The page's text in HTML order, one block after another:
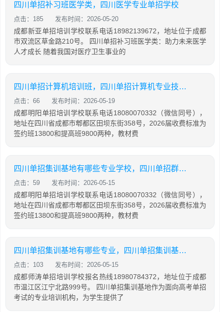
四川单招补习班医学类，四川医学专业单招学校
点击：185 发布时间：2026-05-20
成都新亚单招培训学校联系电话18982139672，地址位于成都
市双流区草金路210号。 四川单招补习班医学类：助力未来医学
人才成长 随着我国对医疗卫生事业的
四川单招计算机培训班，四川单招计算机专业技能考试
点击：66 发布时间：2026-05-19
成都明阳单招培训学校联系电话18080070332（微信同号），
地址在四川省成都市郫都区田坝东街358号，2026届收费标准为
签约班13800和提高班9800两种，教材费
四川单招集训基地有哪些专业学校，四川单招群2021
点击：59 发布时间：2026-05-15
成都明阳单招培训学校联系电话18080070332（微信同号），
地址在四川省成都市郫都区田坝东街358号，2026届收费标准为
签约班13800和提高班9800两种，教材费
四川单招集训基地有哪些专业，四川单招集训基地有哪些专业学校
点击：103 发布时间：2026-05-15
成都师涛单招培训学校报名热线18980784372，地址位于成都
市温江区江宁北路999号。 四川单招集训基地作为面向高考单招
考试的专业培训机构，为学生提供了